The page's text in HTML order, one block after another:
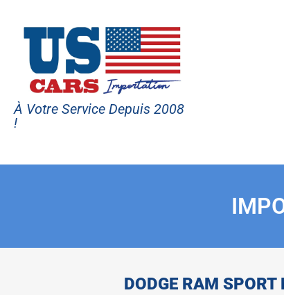
À Votre Service Depuis 2008
!
DODGE RAM